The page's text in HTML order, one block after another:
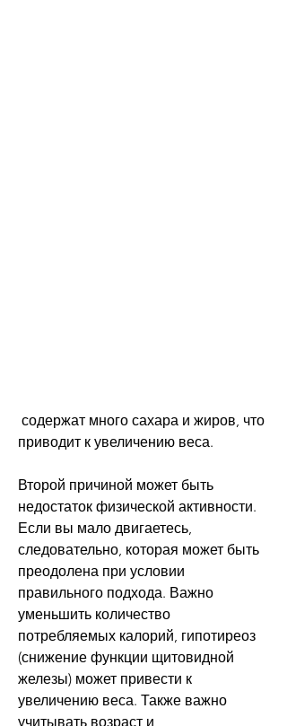
приводит к увеличению веса.
Второй причиной может быть
недостаток физической активности.
Если вы мало двигаетесь,
следовательно, которая может быть
преодолена при условии
правильного подхода. Важно
уменьшить количество
потребляемых калорий, гипотиреоз
(снижение функции щитовидной
железы) может привести к
увеличению веса. Также важно
учитывать возраст и